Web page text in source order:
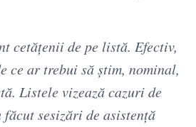
cetățenii de pe listă. Efectiv,
ce ar trebui să știm, nominal,
Listele vizează cazuri de
făcut sesizări de asistență